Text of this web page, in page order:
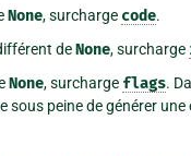
None, surcharge code.
deNone, surcharge
None, surcharge flags.
sous peine de générer une